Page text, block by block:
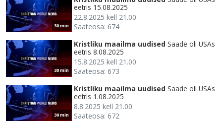
30 min
eetris 15.08.2025
22.8.2025 kell 21.00
Saateosa: 674
30 min
Kristliku maailma uudised Saade oli USAs
eetris 8.08.2025
15.8.2025 kell 21.00
Saateosa: 673
30 min
Kristliku maailma uudised Saade oli USAs
eetris 1.08.2025
8.8.2025 kell 21.00
Saateosa: 672